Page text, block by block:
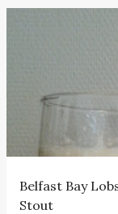
Belfast Bay
Stout